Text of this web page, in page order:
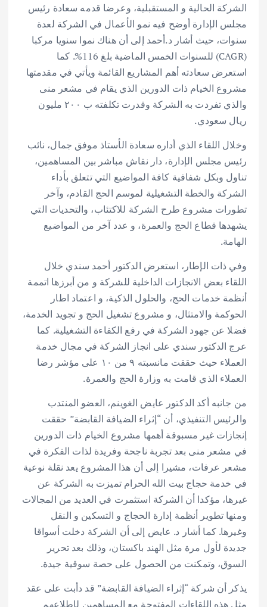
الشركة الحالية و المستقبلية، وعرضا قدمه سعادة رئيس
مجلس الإدارة أوضح فيه نمو الأعمال في الشركة لعدة
سنوات، حيث أشار د.أحمد إلى أن هناك نموا سنويا مركبا
(CAGR) للسنوات الخمس الماضية بلغ 116%. كما
استعرض سعادته أهم المشاريع القائمة ويأتي في مقدمتها
مشروع الخيام ذات الدورين الذي يقام في مشعر منى
والذي تفردت به الشركة وقدرت تكلفته ب ٢٠٠ مليون
ريال سعودي.
وخلال اللقاء الذي أداره سعادة الأستاذ موفق جمال، نائب
رئيس مجلس الإدارة، دار نقاش مباشر بين المساهمين،
تناول وبكل شفافية كافة المواضيع التي تتعلق بأداء
الشركة والخطة التشغيلية لموسم الحج القادم، وآخر
تطورات مشروع طرح الشركة للاكتئاب، والتحديات التي
يشهدها قطاع الحج والعمرة، و عدد آخر من المواضيع
الهامة.
وفي ذات الإطار، استعرض الدكتور أحمد سندي خلال
اللقاء بعض الانجازات الداخلية للشركة و من أبرزها اتممة
أنظمة خدمات الحج، والحلول الذكية، و اعتماد اطار
الحوكمة والامتثال، و مشروع تشغيل الحج و تجويد الخدمة،
فضلا عن جهود الشركة في رفع الكفاءة التشغيلية. كما
عرج الدكتور سندي على انجاز الشركة في مجال خدمة
العملاء حيث حققت مانسبته ٩ من ١٠ على مؤشر رضا
العملاء الذي قامت به وزارة الحج والعمرة.
من جانبه أكد الدكتور عايض الغوينم، العضو المنتدب
والرئيس التنفيذي، أن “إثراء الضيافة القابضة” حققت
إنجازات غير مسبوقة أهمها مشروع الخيام ذات الدورين
في مشعر منى بعد تجربة ناجحة وفريدة لذات الفكرة في
مشعر عرفات، مشيرا إلى أن هذا المشروع يعد نقلة نوعية
في خدمة حجاج بيت الله الحرام تميزت به الشركة عن
غيرها، مؤكدا أن الشركة استثمرت في العديد من المجالات
ومنها تطوير أنظمة إدارة الحجاج و التسكين و النقل
وغيرها. كما أشار د. عايض إلى أن الشركة دخلت أسواقا
جديدة لأول مرة مثل الهند باكستان، وذلك بعد تحرير
السوق، وتمكنت من الحصول على حصة سوقية جيدة.
يذكر أن شركة “إثراء الضيافة القابضة” قد دأبت على عقد
مثل هذه اللقاءات المفتوحة مع المساهمين لإطلاعهم